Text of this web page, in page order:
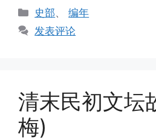
分
类
史部、编年
发表评论
清末民初文坛
梅)